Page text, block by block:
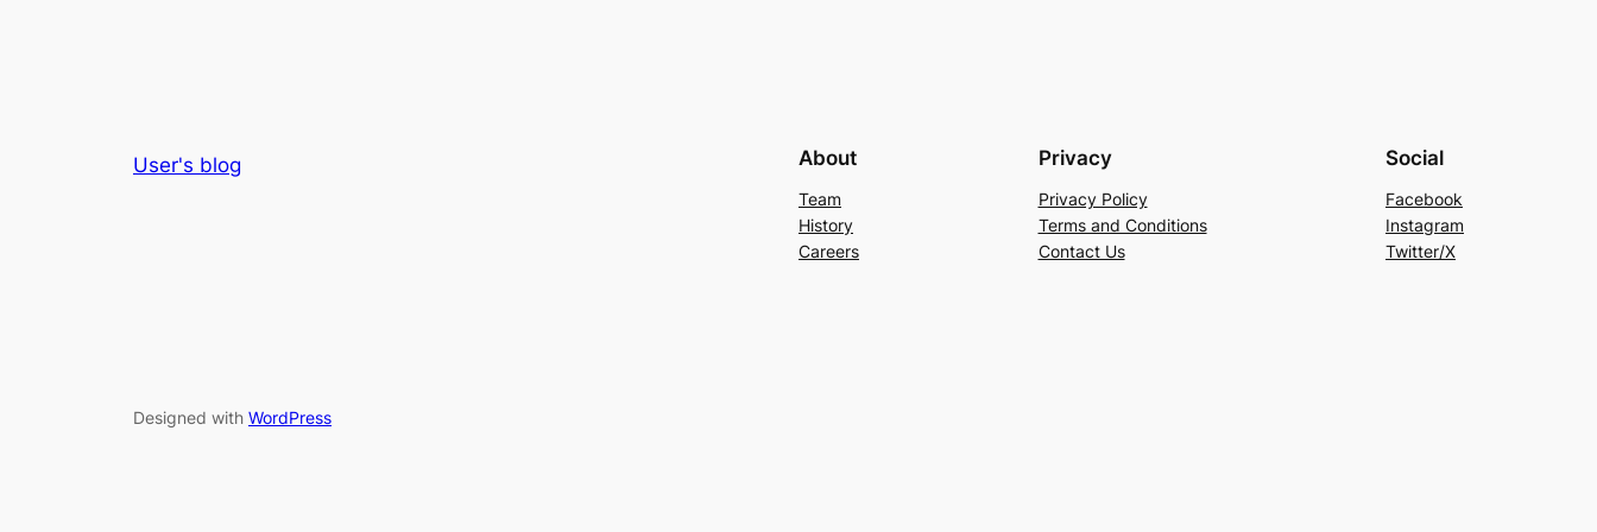
User's blog About
Team
History
Careers
Privacy
Privacy Policy
Terms and Conditions
Contact Us
Social
Facebook
Instagram
Twitter/X
Designed with WordPress